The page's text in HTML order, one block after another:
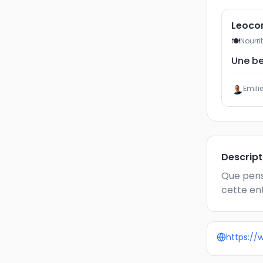
🍽
Une
Que
cette
https://